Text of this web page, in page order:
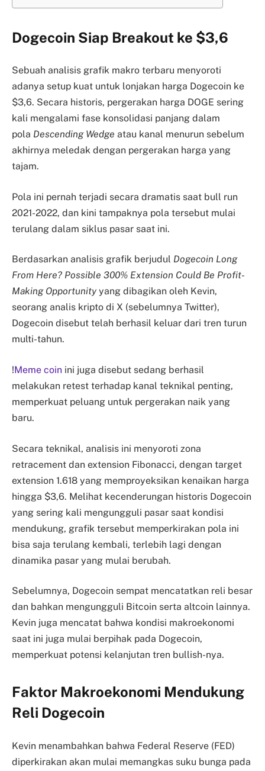
Dogecoin Siap Breakout ke $3,6
Sebuah analisis grafik makro terbaru menyoroti
adanya setup kuat untuk lonjakan harga Dogecoin ke
$3,6. Secara historis, pergerakan harga DOGE sering
kali mengalami fase konsolidasi panjang dalam
pola Descending Wedge atau kanal menurun sebelum
akhirnya meledak dengan pergerakan harga yang
tajam.
Pola ini pernah terjadi secara dramatis saat bull run
2021-2022, dan kini tampaknya pola tersebut mulai
terulang dalam siklus pasar saat ini.
Berdasarkan analisis grafik berjudul Dogecoin Long
From Here? Possible 300% Extension Could Be Profit-
Making Opportunity yang dibagikan oleh Kevin,
seorang analis kripto di X (sebelumnya Twitter),
Dogecoin disebut telah berhasil keluar dari tren turun
multi-tahun.
!Meme coin ini juga disebut sedang berhasil
melakukan retest terhadap kanal teknikal penting,
memperkuat peluang untuk pergerakan naik yang
baru.
Secara teknikal, analisis ini menyoroti zona
retracement dan extension Fibonacci, dengan target
extension 1.618 yang memproyeksikan kenaikan harga
hingga $3,6. Melihat kecenderungan historis Dogecoin
yang sering kali mengungguli pasar saat kondisi
mendukung, grafik tersebut memperkirakan pola ini
bisa saja terulang kembali, terlebih lagi dengan
dinamika pasar yang mulai berubah.
Sebelumnya, Dogecoin sempat mencatatkan reli besar
dan bahkan mengungguli Bitcoin serta altcoin lainnya.
Kevin juga mencatat bahwa kondisi makroekonomi
saat ini juga mulai berpihak pada Dogecoin,
memperkuat potensi kelanjutan tren bullish-nya.
Faktor Makroekonomi Mendukung
Reli Dogecoin
Kevin menambahkan bahwa Federal Reserve (FED)
diperkirakan akan mulai memangkas suku bunga pada